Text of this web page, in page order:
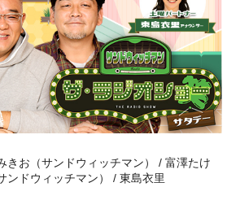
きお（サンドウィッチマン） / 富澤たけ
ンドウィッチマン） / 東島衣里